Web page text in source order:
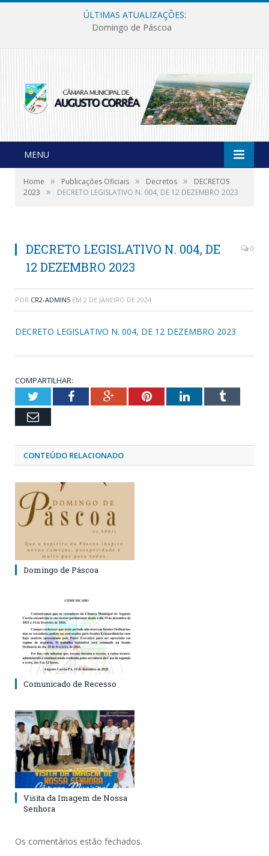
ÚLTIMAS ATUALIZAÇÕES:
Domingo de Páscoa
MENU
Home » Publicações Oficiais » Decretos »
DECRETOS
2023
» DECRETO LEGISLATIVO N. 004, DE 12 DEZEMBRO 2023
DECRETO LEGISLATIVO N. 004, DE
12 DEZEMBRO 2023
0
POR CR2-ADMIN5 EM 2 DE JANEIRO DE 2024
DECRETO LEGISLATIVO N. 004, DE 12 DEZEMBRO 2023
COMPARTILHAR:
TwitterFacebookGoogle+PinterestLinkedInTumblr
Email
CONTEÚDO RELACIONADO
Domingo de Páscoa
Comunicado de Recesso
Visita da Imagem de Nossa
Senhora
Os comentários estão fechados.